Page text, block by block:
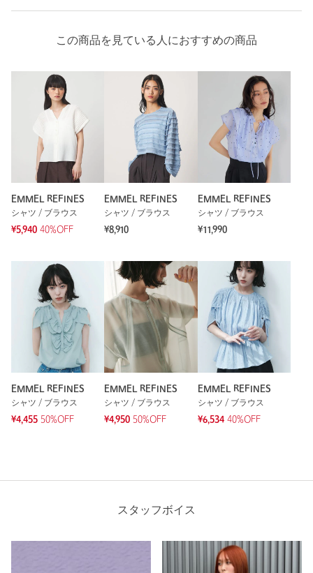
この商品を見ている人におすすめの商品
EMMEL REFINES
シャツ / ブラウス
¥5,940 40%OFF
EMMEL REFINES
シャツ / ブラウス
¥8,910
EMMEL REFINES
シャツ / ブラウス
¥11,990
EMMEL REFINES
シャツ / ブラウス
¥4,455 50%OFF
EMMEL REFINES
シャツ / ブラウス
¥4,950 50%OFF
EMMEL REFINES
シャツ / ブラウス
¥6,534 40%OFF
スタッフボイス